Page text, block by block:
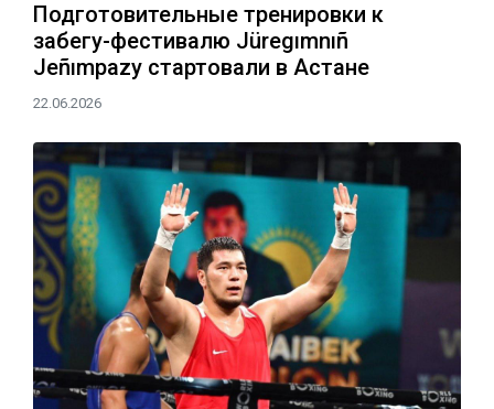
Подготовительные тренировки к
забегу-фестивалю Jüregımnıñ
Jeñımpazy стартовали в Астане
22.06.2026